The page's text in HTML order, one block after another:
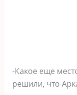
-Какое еще
решили, что